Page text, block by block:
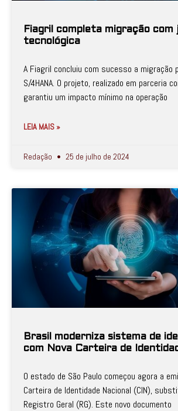
Fiagril completa migração com
tecnológica
A Fiagril concluiu com sucesso a migração
S/4HANA. O projeto, realizado em parceria
garantiu um impacto mínimo na operação
LEIA MAIS »
Redação 25 de julho de 2024
Brasil moderniza sistema de
com Nova Carteira de
O estado de São Paulo começou agora a
Carteira de Identidade Nacional (CIN),
Registro Geral (RG). Este novo documento